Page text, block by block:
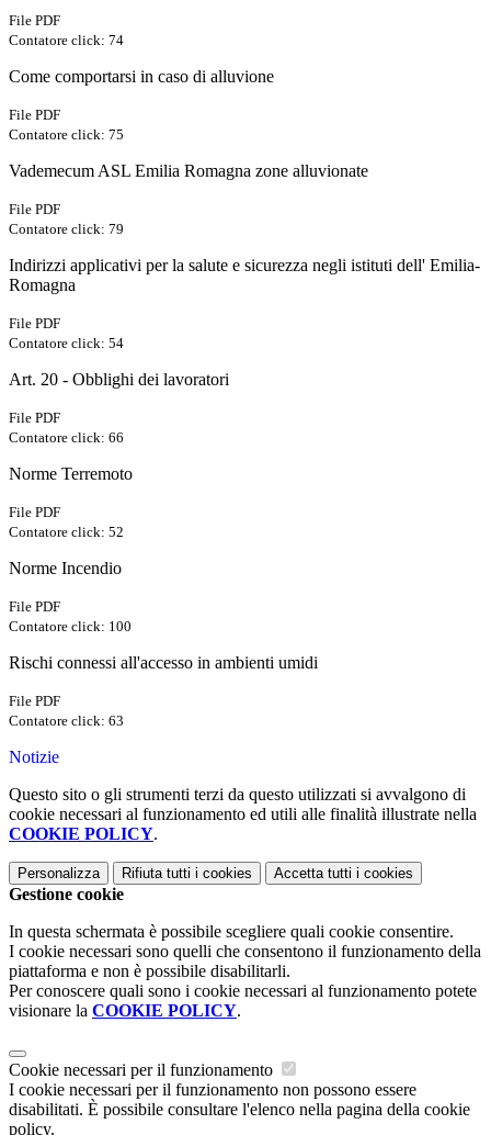
File PDF
Contatore click: 74
Come comportarsi in caso di alluvione
File PDF
Contatore click: 75
Vademecum ASL Emilia Romagna zone alluvionate
File PDF
Contatore click: 79
Indirizzi applicativi per la salute e sicurezza negli istituti dell' Emilia-
Romagna
File PDF
Contatore click: 54
Art. 20 - Obblighi dei lavoratori
File PDF
Contatore click: 66
Norme Terremoto
File PDF
Contatore click: 52
Norme Incendio
File PDF
Contatore click: 100
Rischi connessi all'accesso in ambienti umidi
File PDF
Contatore click: 63
Notizie
Questo sito o gli strumenti terzi da questo utilizzati si avvalgono di
cookie necessari al funzionamento ed utili alle finalità illustrate nella
COOKIE POLICY.
Personalizza Rifiuta tutti i cookies Accetta tutti i cookies
Gestione cookie
In questa schermata è possibile scegliere quali cookie consentire.
I cookie necessari sono quelli che consentono il funzionamento della
piattaforma e non è possibile disabilitarli.
Per conoscere quali sono i cookie necessari al funzionamento potete
visionare la COOKIE POLICY.
Cookie necessari per il funzionamento
I cookie necessari per il funzionamento non possono essere
disabilitati. È possibile consultare l'elenco nella pagina della cookie
policy.